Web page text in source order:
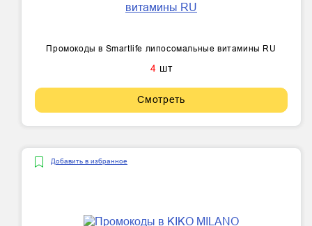
Промокоды в Smartlife липосомальные витамины RU
4 шт
Смотреть
Добавить в избранное